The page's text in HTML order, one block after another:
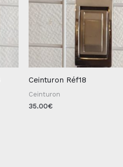
Ceinturon Réf18
Ceinturon
35.00€